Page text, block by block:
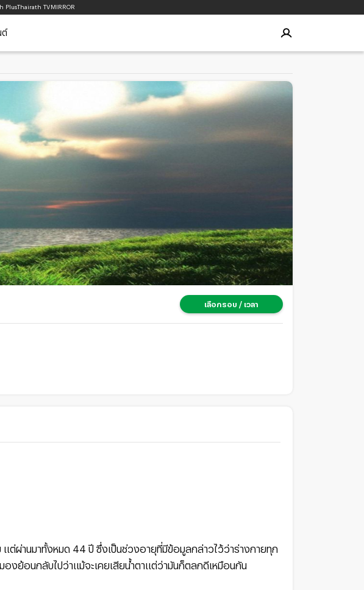
PlusThairath TVMIRROR
ต์
เลือกรอบ / เวลา
านมาทั้งหมด 44 ปี ซึ่งเป็นช่วงอายุที่มีข้อมูลกล่าวไว้ว่าร่างกายทุก
งย้อนกลับไปว่าแม้จะเคยเสียน้ำตาแต่ว่ามันก็ตลกดีเหมือนกัน